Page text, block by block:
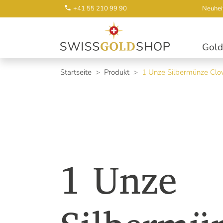
+41 55 210 99 90
Gold
Startseite Produkt 1 Unze Silbermünze
1 Unze